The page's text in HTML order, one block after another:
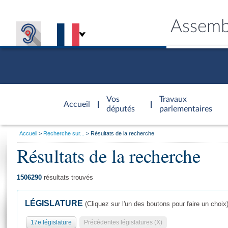
Accueil
d'accueil
Vos
députés
Travaux
parlementaires
Général
Vous
Accueil Recherche sur... Résultats de la recherche
Résultats de la recherche
1506290 résultats trouvés
LÉGISLATURE (Cliquez sur l'un des boutons pour faire un choix)
17e législature Précédentes législatures (X)